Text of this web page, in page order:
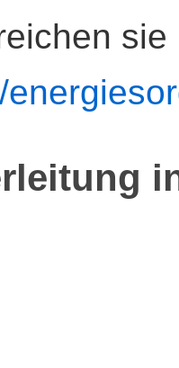
sie